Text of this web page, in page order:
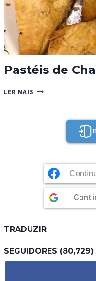
Pastéis de
LER MAIS PASTÉIS
TRADUZIR
SEGUIDORES (80,729)